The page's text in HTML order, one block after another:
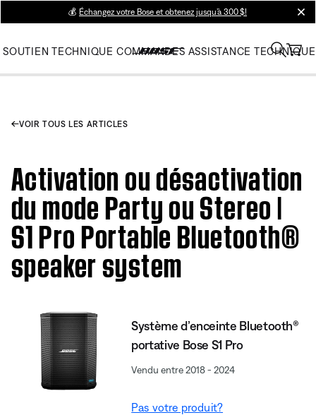
💰 Échangez votre Bose et obtenez jusqu’à 300 $!
SOUTIEN TECHNIQUE COMMANDES ASSISTANCE TECHNIQUE
VOIR TOUS LES ARTICLES
Activation ou désactivation
du mode Party ou Stereo |
S1 Pro Portable Bluetooth®
speaker system
Système d’enceinte Bluetooth®
portative Bose S1 Pro
Vendu entre 2018 - 2024
Pas votre produit?